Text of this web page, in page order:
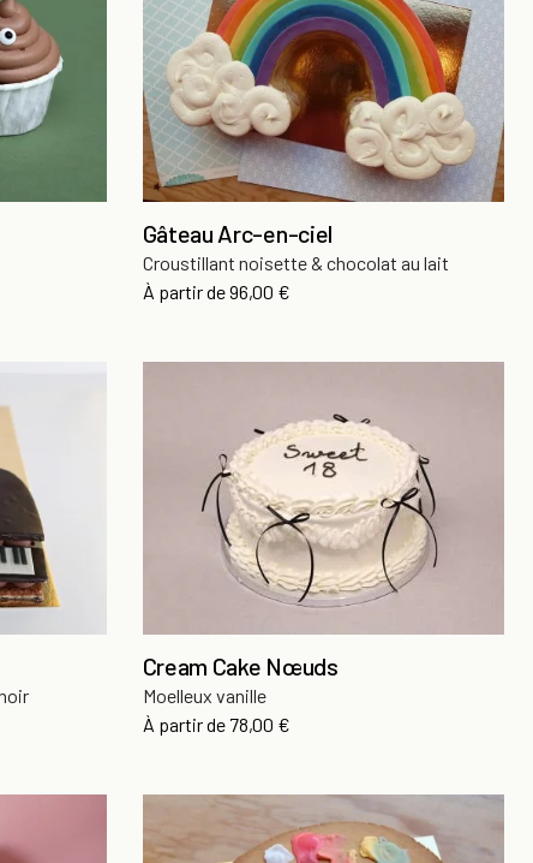
Gâteau Arc-en-ciel
Croustillant noisette & chocolat au lait
À partir dePrix
96,00 €
Cream Cake Nœuds
Moelleux vanille
À partir de Prix
78,00 €